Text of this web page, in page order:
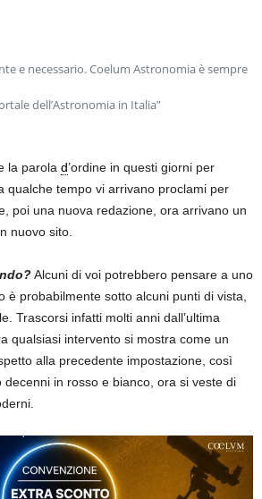
e necessario. Coelum Astronomia è sempre
dell’Astronomia in Italia”
la parola d’ordine in questi giorni per
qualche tempo vi arrivano proclami per
poi una nuova redazione, ora arrivano un
nuovo sito.
Alcuni di voi potrebbero pensare a uno
è probabilmente sotto alcuni punti di vista,
Trascorsi infatti molti anni dall’ultima
qualsiasi intervento si mostra come un
alla precedente impostazione, così
in rosso e bianco, ora si veste di